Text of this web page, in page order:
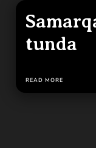
tunda
READ MORE